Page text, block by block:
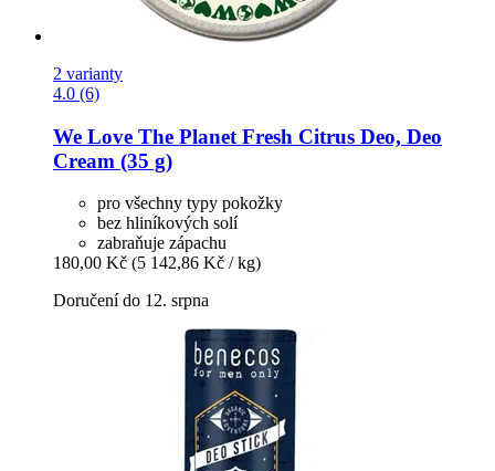
2 varianty
4.0 (6)
We Love The Planet Fresh Citrus Deo, Deo
Cream (35 g)
pro všechny typy pokožky
bez hliníkových solí
zabraňuje zápachu
180,00 Kč (5 142,86 Kč / kg)
Doručení do 12. srpna